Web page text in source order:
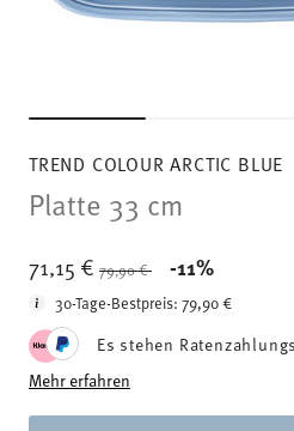
TREND COLOUR ARCTIC BLUE
Platte 33 cm
71,15 € Price reduced from
79,90 € -11%
30-Tage-Bestpreis:79,90 €
Es stehen
Mehr erfahren